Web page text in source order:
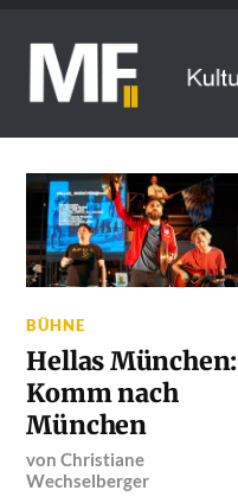
BÜHNE
Hellas München:
Komm nach
München
vonChristiane
Wechselberger